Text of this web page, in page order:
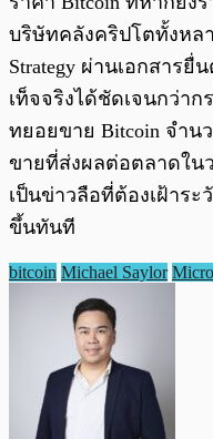
บริษัทคลังคริปโตทั้งหล
Strategy ผ่านเอกสาร
เท็จจริงได้ชัดเจนกว่า
ทยอยขาย Bitcoin จำน
ขายที่ส่งผลต่อตลาดใน
เป็นข่าวลือที่ต้องเฝ้าระ
ขึ้นทันที
bitcoin Michael Saylor